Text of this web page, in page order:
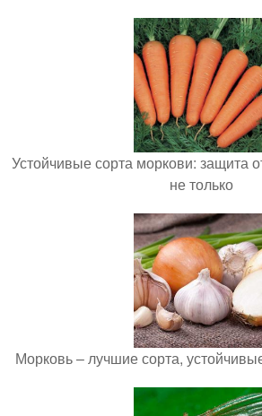
Устойчивые сорта моркови: защита
не только
Морковь – лучшие сорта,